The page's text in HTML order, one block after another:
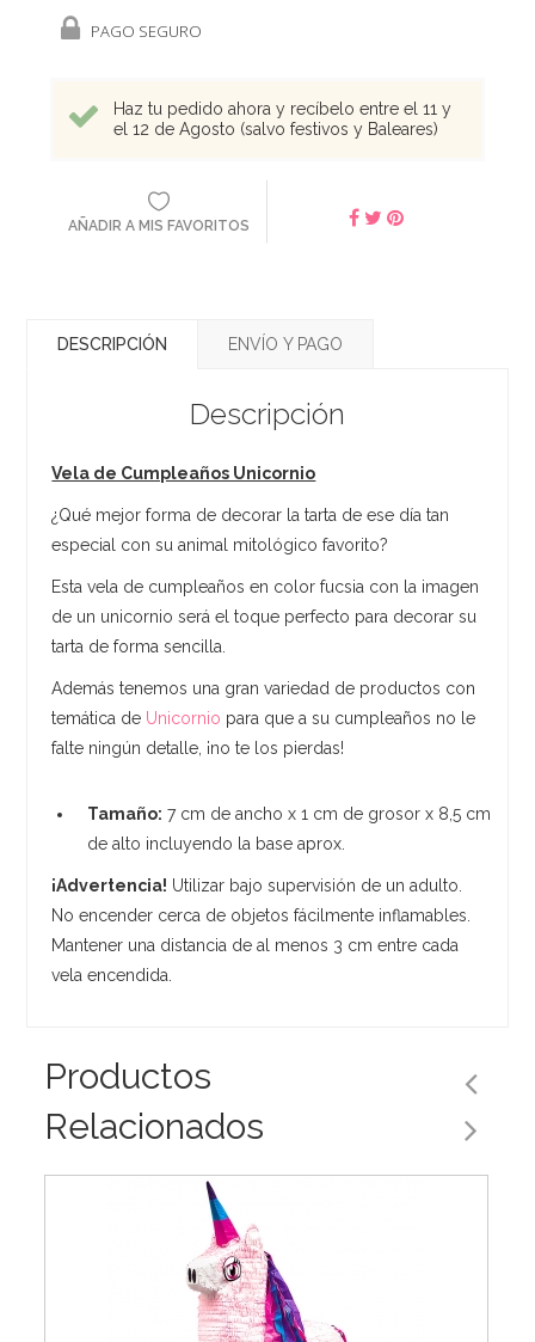
PAGO SEGURO
Haz tu pedido ahora y recíbelo entre el 11 y
el 12 de Agosto (salvo festivos y Baleares)
AÑADIR A MIS FAVORITOS
DESCRIPCIÓN ENVÍO Y PAGO
Descripción
Vela de Cumpleaños Unicornio
¿Qué mejor forma de decorar la tarta de ese día tan
especial con su animal mitológico favorito?
Esta vela de cumpleaños en color fucsia con la imagen
de un unicornio será el toque perfecto para decorar su
tarta de forma sencilla.
Además tenemos una gran variedad de productos con
temática de Unicornio para que a su cumpleaños no le
falte ningún detalle, ¡no te los pierdas!
Tamaño: 7 cm de ancho x 1 cm de grosor x 8,5 cm
de alto incluyendo la base aprox.
¡Advertencia! Utilizar bajo supervisión de un adulto.
No encender cerca de objetos fácilmente inflamables.
Mantener una distancia de al menos 3 cm entre cada
vela encendida.
Productos
Relacionados